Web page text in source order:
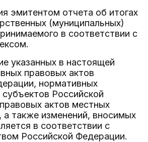
эмитентом отчета об итогах
(муниципальных)
в соответствии с
указанных в настоящей
правовых актов
нормативных
Российской
актов местных
а также изменений, вносимых
в соответствии с
Российской Федерации.